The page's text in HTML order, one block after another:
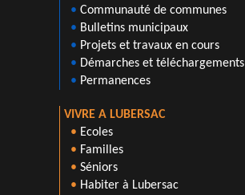
• Communauté de communes
• Bulletins municipaux
• Projets et travaux en cours
• Démarches et téléchargements
• Permanences
VIVRE A LUBERSAC
• Ecoles
• Familles
• Séniors
• Habiter à Lubersac